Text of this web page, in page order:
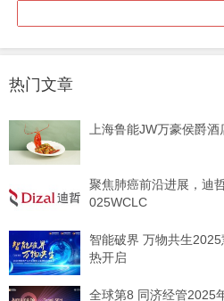
热门文章
上海鲁能JW万豪侯爵
聚焦肺癌前沿进展，迪
025WCLC
智能破界 万物共生
热开启
全球第8 同济经管2025